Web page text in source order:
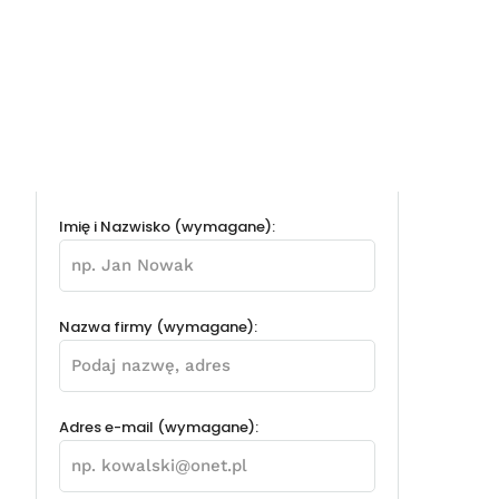
Imię i Nazwisko (wymagane):
Nazwa firmy (wymagane):
Adres e-mail (wymagane):